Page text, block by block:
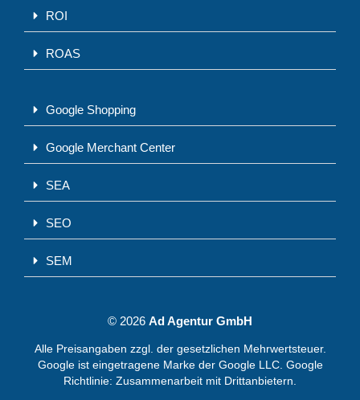
ROI
ROAS
Google Shopping
Google Merchant Center
SEA
SEO
SEM
© 2026 Ad Agentur GmbH
Alle Preisangaben zzgl. der gesetzlichen Mehrwertsteuer.
Google ist eingetragene Marke der Google LLC. Google
Richtlinie: Zusammenarbeit mit Drittanbietern.